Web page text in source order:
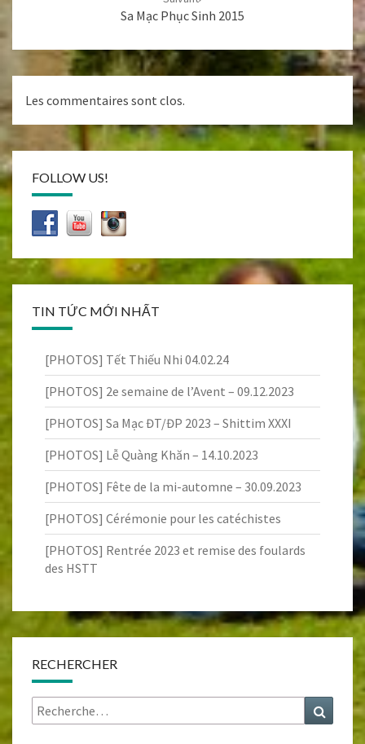
Sa Mạc Phục Sinh 2015
Les commentaires sont clos.
FOLLOW US!
TIN TỨC MỚI NHẤT
[PHOTOS] Tết Thiếu Nhi 04.02.24
[PHOTOS] 2e semaine de l’Avent – 09.12.2023
[PHOTOS] Sa Mạc ĐT/ĐP 2023 – Shittim XXXI
[PHOTOS] Lễ Quàng Khăn – 14.10.2023
[PHOTOS] Fête de la mi-automne – 30.09.2023
[PHOTOS] Cérémonie pour les catéchistes
[PHOTOS] Rentrée 2023 et remise des foulards
des HSTT
RECHERCHER
Rechercher :